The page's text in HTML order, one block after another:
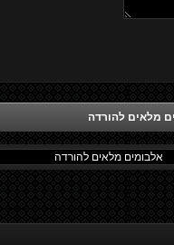
מלאים להורדה